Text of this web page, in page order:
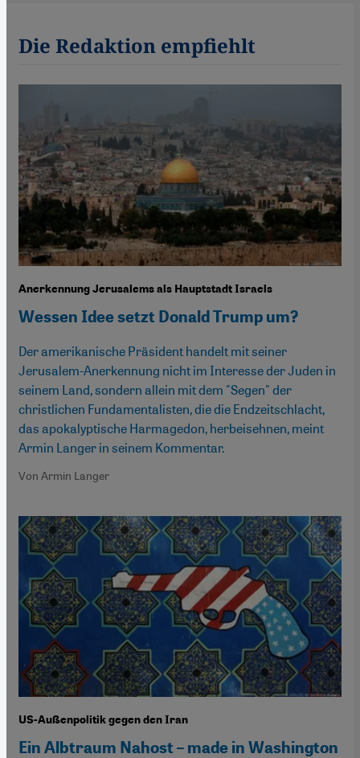
Die Redaktion empfiehlt
Anerkennung Jerusalems als Hauptstadt Israels
Wessen Idee setzt Donald Trump um?
Der amerikanische Präsident handelt mit seiner
Jerusalem-Anerkennung nicht im Interesse der Juden in
seinem Land, sondern allein mit dem "Segen" der
christlichen Fundamentalisten, die die Endzeitschlacht,
das apokalyptische Harmagedon, herbeisehnen, meint
Armin Langer in seinem Kommentar.
Von Armin Langer
US-Außenpolitik gegen den Iran
Ein Albtraum Nahost – made in Washington